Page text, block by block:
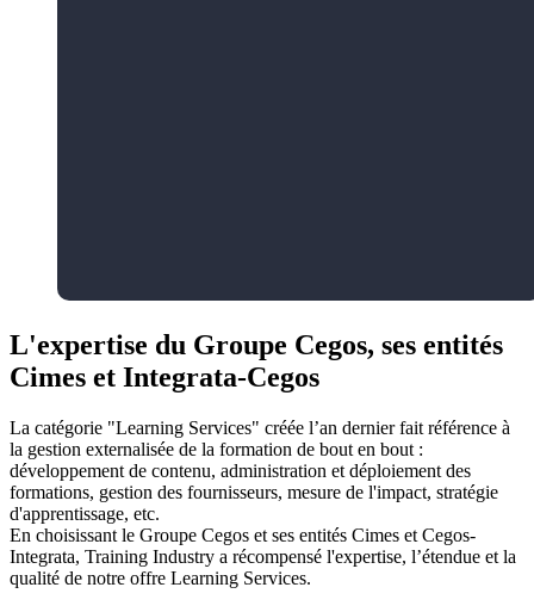
L'expertise du Groupe Cegos, ses entités
Cimes et Integrata-Cegos
La catégorie "Learning Services" créée l’an dernier fait référence à
la gestion externalisée de la formation de bout en bout :
développement de contenu, administration et déploiement des
formations, gestion des fournisseurs, mesure de l'impact, stratégie
d'apprentissage, etc.
En choisissant le Groupe Cegos et ses entités Cimes et Cegos-
Integrata, Training Industry a récompensé l'expertise, l’étendue et la
qualité de notre offre Learning Services.